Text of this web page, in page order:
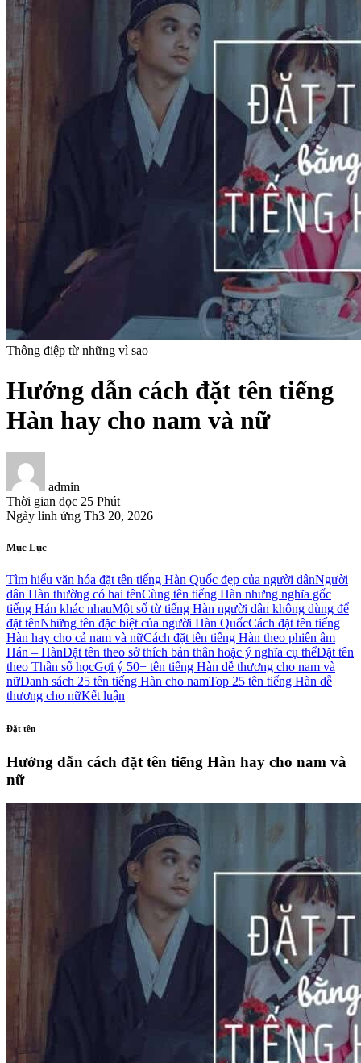
Thông điệp từ những vì sao
Hướng dẫn cách đặt tên tiếng
Hàn hay cho nam và nữ
admin
Thời gian đọc 25 Phút
Ngày linh ứng Th3 20, 2026
Mục Lục
Tìm hiểu văn hóa đặt tên tiếng Hàn Quốc đẹp của người dânNgười
dân Hàn thường có hai tênCùng tên tiếng Hàn nhưng nghĩa gốc
tiếng Hán khác nhauMột số từ tiếng Hàn người dân không dùng để
đặt tênNhững tên đặc biệt của người Hàn QuốcCách đặt tên tiếng
Hàn hay cho cả nam và nữCách đặt tên tiếng Hàn theo phiên âm
Hán – HànĐặt tên theo sở thích bản thân hoặc ý nghĩa cụ thểĐặt tên
theo Thần số họcGợi ý 50+ tên tiếng Hàn dễ thương cho nam và
nữDanh sách 25 tên tiếng Hàn cho namTop 25 tên tiếng Hàn dễ
thương cho nữKết luận
Đặt tên
Hướng dẫn cách đặt tên tiếng Hàn hay cho nam và
nữ